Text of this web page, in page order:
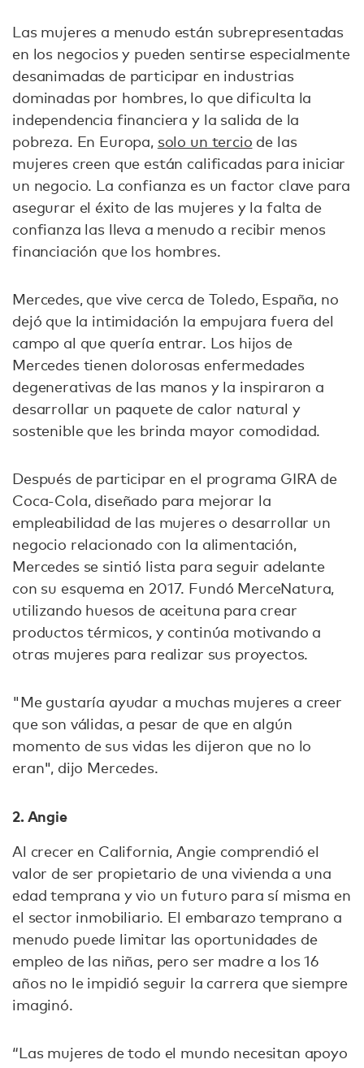
Las mujeres a menudo están subrepresentadas
en los negocios y pueden sentirse especialmente
desanimadas de participar en industrias
dominadas por hombres, lo que dificulta la
independencia financiera y la salida de la
pobreza. En Europa, solo un tercio de las
mujeres creen que están calificadas para iniciar
un negocio. La confianza es un factor clave para
asegurar el éxito de las mujeres y la falta de
confianza las lleva a menudo a recibir menos
financiación que los hombres.
Mercedes, que vive cerca de Toledo, España, no
dejó que la intimidación la empujara fuera del
campo al que quería entrar. Los hijos de
Mercedes tienen dolorosas enfermedades
degenerativas de las manos y la inspiraron a
desarrollar un paquete de calor natural y
sostenible que les brinda mayor comodidad.
Después de participar en el programa GIRA de
Coca-Cola, diseñado para mejorar la
empleabilidad de las mujeres o desarrollar un
negocio relacionado con la alimentación,
Mercedes se sintió lista para seguir adelante
con su esquema en 2017. Fundó MerceNatura,
utilizando huesos de aceituna para crear
productos térmicos, y continúa motivando a
otras mujeres para realizar sus proyectos.
"Me gustaría ayudar a muchas mujeres a creer
que son válidas, a pesar de que en algún
momento de sus vidas les dijeron que no lo
eran", dijo Mercedes.
2. Angie
Al crecer en California, Angie comprendió el
valor de ser propietario de una vivienda a una
edad temprana y vio un futuro para sí misma en
el sector inmobiliario. El embarazo temprano a
menudo puede limitar las oportunidades de
empleo de las niñas, pero ser madre a los 16
años no le impidió seguir la carrera que siempre
imaginó.
“Las mujeres de todo el mundo necesitan apoyo